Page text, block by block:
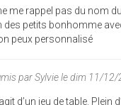
me rappel pas du nom
des petits bonhomme
peux personnalisé
parSylviele dim 11/12/
d’un jeu de table. Plein